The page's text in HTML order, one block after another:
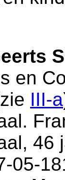
en
III-a
.
, 46
05-